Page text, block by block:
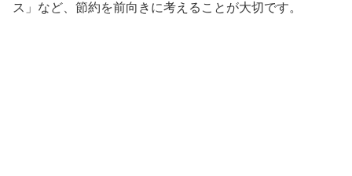
ス」など、節約を前向きに考えることが大切です。